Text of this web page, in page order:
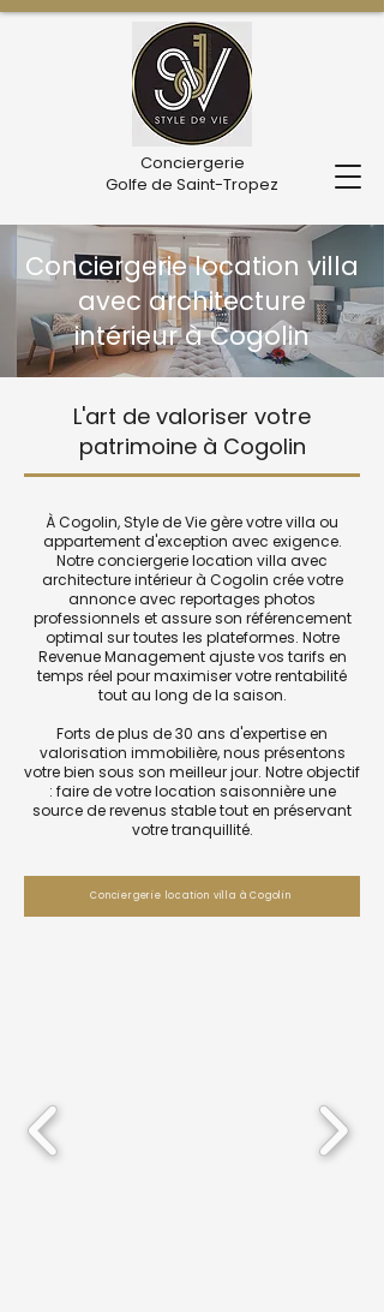
Conciergerie
Golfe de Saint-Tropez
Conciergerie location villa
avec architecture
intérieur à Cogolin
L'art de valoriser votre
patrimoine à Cogolin
À Cogolin, Style de Vie gère votre villa ou
appartement d'exception avec exigence.
Notre conciergerie location villa avec
architecture intérieur à Cogolin crée votre
annonce avec reportages photos
professionnels et assure son référencement
optimal sur toutes les plateformes. Notre
Revenue Management ajuste vos tarifs en
temps réel pour maximiser votre rentabilité
tout au long de la saison.
Forts de plus de 30 ans d'expertise en
valorisation immobilière, nous présentons
votre bien sous son meilleur jour. Notre objectif
: faire de votre location saisonnière une
source de revenus stable tout en préservant
votre tranquillité.
Conciergerie location villa à Cogolin